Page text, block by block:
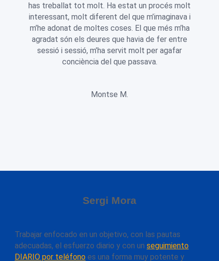
has treballat tot molt. Ha estat un procés molt
interessant, molt diferent del que m’imaginava i
m’he adonat de moltes coses. El que més m’ha
agradat són els deures que havia de fer entre
sessió i sessió, m’ha servit molt per agafar
conciència del que passava.
Montse M.
Sergi Mora
Trabajar enfocado en un objetivo, con las pautas
adecuadas, el esfuerzo diario y con un seguimiento
DIARIO por teléfono es una forma muy potente y